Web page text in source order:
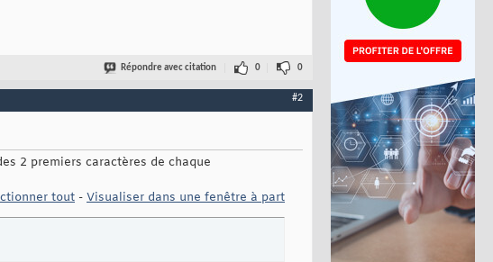
Répondre avec citation 0 0
#2
2 premiers caractères de chaque
tout - Visualiser dans une fenêtre à part